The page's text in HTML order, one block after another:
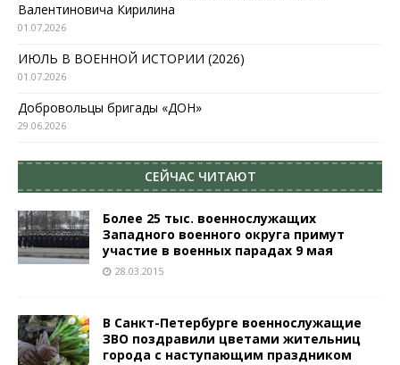
Валентиновича Кирилина
01.07.2026
ИЮЛЬ В ВОЕННОЙ ИСТОРИИ (2026)
01.07.2026
Добровольцы бригады «ДОН»
29.06.2026
СЕЙЧАС ЧИТАЮТ
Более 25 тыс. военнослужащих
Западного военного округа примут
участие в военных парадах 9 мая
28.03.2015
В Санкт-Петербурге военнослужащие
ЗВО поздравили цветами жительниц
города с наступающим праздником